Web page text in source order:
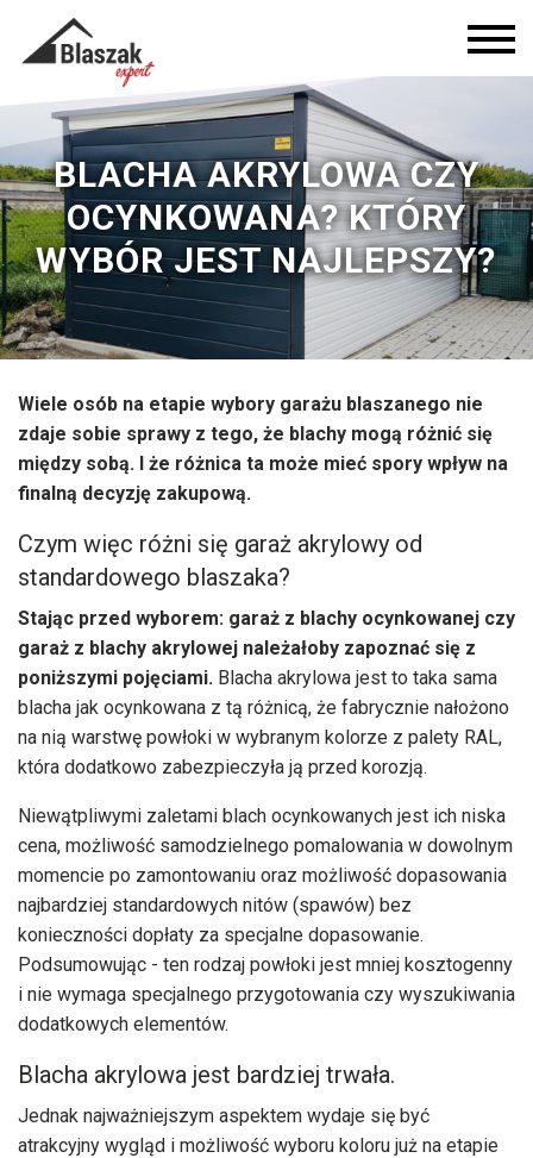
BLACHA AKRYLOWA CZY
OCYNKOWANA? KTÓRY
WYBÓR JEST NAJLEPSZY?
Wiele osób na etapie wybory garażu blaszanego nie
zdaje sobie sprawy z tego, że blachy mogą różnić się
między sobą. I że różnica ta może mieć spory wpływ na
finalną decyzję zakupową.
Czym więc różni się garaż akrylowy od
standardowego blaszaka?
Stając przed wyborem: garaż z blachy ocynkowanej czy
garaż z blachy akrylowej należałoby zapoznać się z
poniższymi pojęciami. Blacha akrylowa jest to taka sama
blacha jak ocynkowana z tą różnicą, że fabrycznie nałożono
na nią warstwę powłoki w wybranym kolorze z palety RAL,
która dodatkowo zabezpieczyła ją przed korozją.
Niewątpliwymi zaletami blach ocynkowanych jest ich niska
cena, możliwość samodzielnego pomalowania w dowolnym
momencie po zamontowaniu oraz możliwość dopasowania
najbardziej standardowych nitów (spawów) bez
konieczności dopłaty za specjalne dopasowanie.
Podsumowując - ten rodzaj powłoki jest mniej kosztogenny
i nie wymaga specjalnego przygotowania czy wyszukiwania
dodatkowych elementów.
Blacha akrylowa jest bardziej trwała.
Jednak najważniejszym aspektem wydaje się być
atrakcyjny wygląd i możliwość wyboru koloru już na etapie